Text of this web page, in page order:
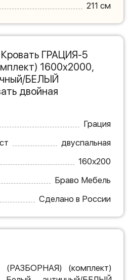
211 см
ГРАЦИЯ-5
1600х2000,
БЕЛЫЙ
двойная
Грация
двуспальная
160х200
Браво Мебель
Сделано в России
(РАЗБОРНАЯ) (комплект)